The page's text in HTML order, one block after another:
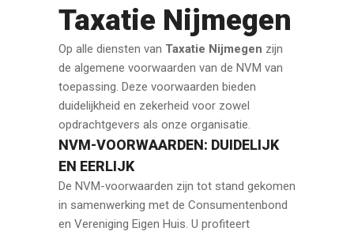
Taxatie Nijmegen
Op alle diensten van Taxatie Nijmegen zijn
de algemene voorwaarden van de NVM van
toepassing. Deze voorwaarden bieden
duidelijkheid en zekerheid voor zowel
opdrachtgevers als onze organisatie.
NVM-VOORWAARDEN: DUIDELIJK
EN EERLIJK
De NVM-voorwaarden zijn tot stand gekomen
in samenwerking met de Consumentenbond
en Vereniging Eigen Huis. U profiteert